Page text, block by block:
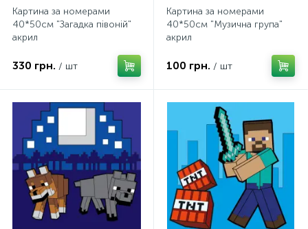
Картина за номерами
40*50см "Загадка півоній"
акрил
330 грн. / шт
Картина за номерами
40*50см "Музична група"
акрил
100 грн. / шт